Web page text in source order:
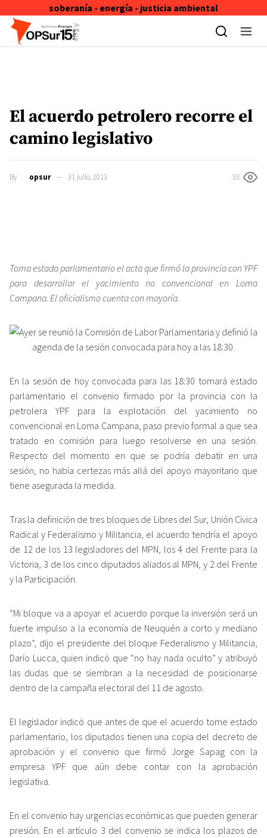
soberanía - energía - justicia ambiental
Skip to content
El acuerdo petrolero recorre el
camino legislativo
By opsur 31 julio, 2013 33
Toma estado parlamentario el acta que firmó la provincia con YPF
para desarrollar el yacimiento no convencional en Loma
Campana. El oficialismo cuenta con mayoría.
En la sesión de hoy convocada para las 18:30 tomará estado
parlamentario el convenio firmado por la provincia con la
petrolera YPF para la explotación del yacimiento no
convencional en Loma Campana, paso previo formal a que sea
tratado en comisión para luego resolverse en una sesión.
Respecto del momento en que se podría debatir en una
sesión, no había certezas más allá del apoyo mayoritario que
tiene asegurada la medida.
Tras la definición de tres bloques de Libres del Sur, Unión Cívica
Radical y Federalismo y Militancia, el acuerdo tendría el apoyo
de 12 de los 13 legisladores del MPN, los 4 del Frente para la
Victoria, 3 de los cinco diputados aliados al MPN, y 2 del Frente
y la Participación.
“Mi bloque va a apoyar el acuerdo porque la inversión será un
fuerte impulso a la economía de Neuquén a corto y mediano
plazo”, dijo el presidente del bloque Federalismo y Militancia,
Darío Lucca, quien indicó que “no hay nada oculto” y atribuyó
las dudas que se siembran a la necesidad de posicionarse
dentro de la campaña electoral del 11 de agosto.
El legislador indicó que antes de que el acuerdo tome estado
parlamentario, los diputados tienen una copia del decreto de
aprobación y el convenio que firmó Jorge Sapag con la
empresa YPF que aún debe contar con la aprobación
legislativa.
En el convenio hay urgencias económicas que pueden generar
presión. En el artículo 3 del convenio se indica los plazos de